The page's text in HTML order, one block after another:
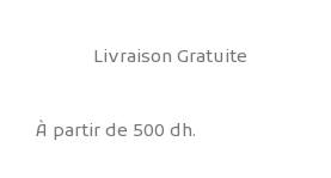
Livraison Gratuite
À partir de 500 dh.